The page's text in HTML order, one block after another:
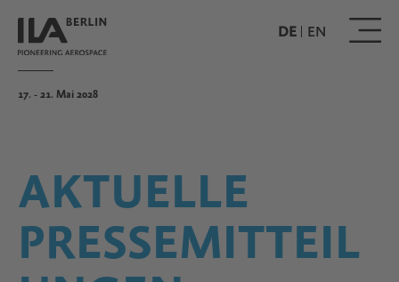
Inhalt
17. - 21. Mai 2028
DE EN
AKTUELLE
PRESSEMITTEIL